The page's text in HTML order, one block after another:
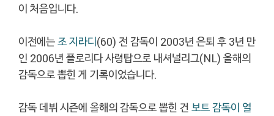
이 처음입니다.
이전에는조 지라디(60) 전 감독이 2003년 은퇴 후 3년 만
인 2006년 플로리다 사령탑으로 내셔널리그(NL) 올해의
감독으로 뽑힌 게 기록이었습니다.
감독 데뷔 시즌에 올해의 감독으로 뽑힌 건 보트 감독이 열